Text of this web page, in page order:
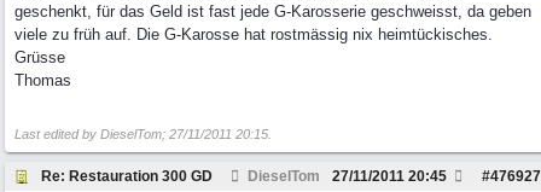
geschenkt, für das Geld ist fast jede G-Karosserie geschweisst, da geben
viele zu früh auf. Die G-Karosse hat rostmässig nix heimtückisches.
Grüsse
Thomas
Last edited by DieselTom; 27/11/2011 20:15
Re: Restauration 300 GD DieselTom #476927
27/11/2011 20:45